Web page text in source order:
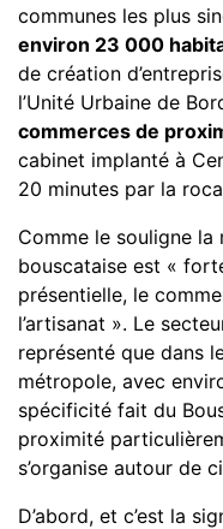
communes les plus
environ 23 000
de création
l’Unité Urbaine de
commerces de
cabinet implanté à
20 minutes par la
Comme le souligne la
bouscataise est «
présentielle, le
l’artisanat ». Le
représenté que dans
métropole, avec
spécificité fait du
proximité
s’organise autour de
D’abord, et c’est la